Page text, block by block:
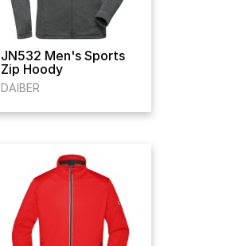
JN532 Men's Sports
Zip Hoody
DAIBER